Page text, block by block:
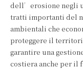
dell’erosione negli
tratti importanti del
ambientali che
proteggere il
garantire una
costiera anche per